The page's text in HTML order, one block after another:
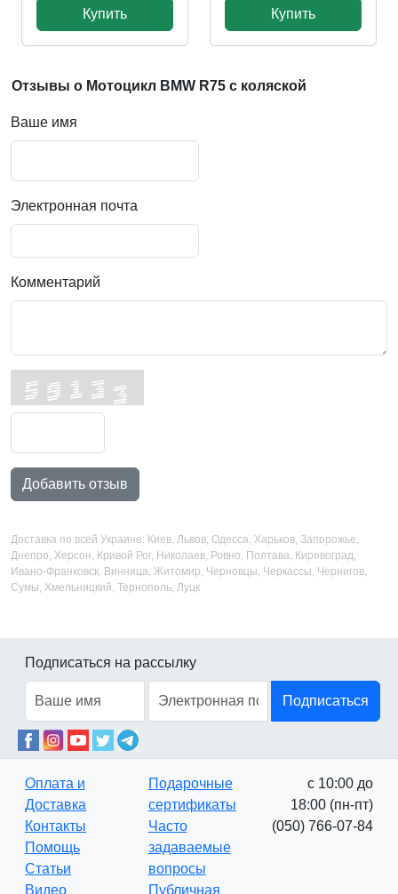
Купить Купить
Отзывы о Мотоцикл BMW R75 с коляской
Ваше имя
Электронная почта
Комментарий
Добавить отзыв
Доставка по всей Украине: Киев, Львов, Одесса, Харьков, Запорожье,
Днепро, Херсон, Кривой Рог, Николаев, Ровно, Полтава, Кировоград,
Ивано-Франковск, Винница, Житомир, Черновцы, Черкассы, Чернигов,
Сумы, Хмельницкий, Тернополь, Луцк
Подписаться на рассылку
Подписаться
Оплата и
Доставка
Контакты
Помощь
Статьи
Видео
Подарочные
сертификаты
Часто
задаваемые
вопросы
Публичная
с 10:00 до
18:00 (пн-пт)
(050) 766-07-84